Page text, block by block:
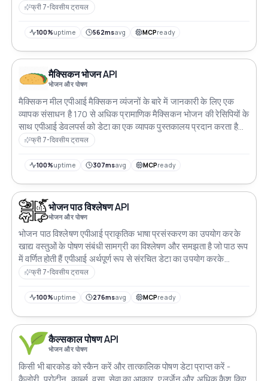
फ्री 7-दिवसीय ट्रायल
100%uptime 562msavg MCPready
मैक्सिकन भोजन API
भोजन और पोषण
मैक्सिकन मील एपीआई मैक्सिकन व्यंजनों के बारे में जानकारी के लिए एक
व्यापक संसाधन है 170 से अधिक प्रामाणिक मैक्सिकन भोजन की रेसिपियों के
साथ एपीआई डेवलपर्स को डेटा का एक व्यापक पुस्तकालय प्रदान करता है
जिसका उपयोग वे खाद्य संबंधित अभिनव एप्लिकेशन और सेवाओं को बनाने के
फ्री 7-दिवसीय ट्रायल
100%uptime 307msavg MCPready
भोजन पाठ विश्लेषण API
भोजन और पोषण
भोजन पाठ विश्लेषण एपीआई प्राकृतिक भाषा प्रसंस्करण का उपयोग करके
खाद्य वस्तुओं के पोषण संबंधी सामग्री का विश्लेषण और समझता है जो पाठ रूप
में वर्णित होती हैं एपीआई अर्थपूर्ण रूप से संरचित डेटा का उपयोग करके
असंरचित पाठ से पोषण संबंधी जानकारी को सही ढंग से पहचानता और
फ्री 7-दिवसीय ट्रायल
100%uptime 276msavg MCPready
कैल्सकाल पोषण API
भोजन और पोषण
किसी भी बारकोड को स्कैन करें और तात्कालिक पोषण डेटा प्राप्त करें -